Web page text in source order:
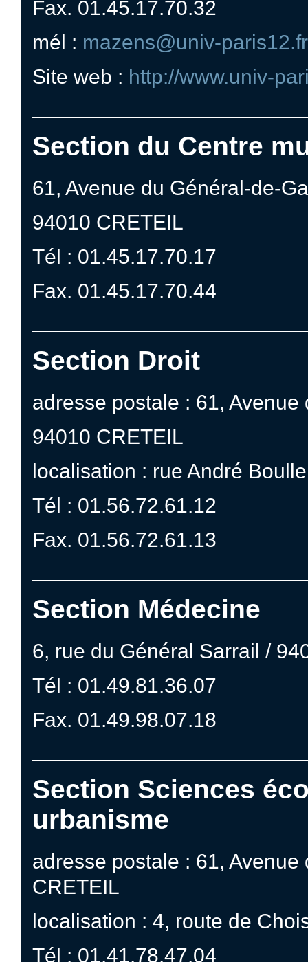
Fax. 01.45.17.70.32
mél : mazens@univ-paris12.fr
Site web : http://www.univ-
Section du Centre
61, Avenue du Général-de-
94010 CRETEIL
Tél : 01.45.17.70.17
Fax. 01.45.17.70.44
Section Droit
adresse postale : 61,
94010 CRETEIL
localisation : rue André
Tél : 01.56.72.61.12
Fax. 01.56.72.61.13
Section Médecine
6, rue du Général Sarrail /
Tél : 01.49.81.36.07
Fax. 01.49.98.07.18
Section Sciences
urbanisme
adresse postale : 61,
CRETEIL
localisation : 4, route de
Tél : 01.41.78.47.04